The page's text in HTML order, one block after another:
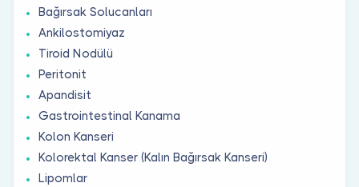
Bağırsak Solucanları
Ankilostomiyaz
Tiroid Nodülü
Peritonit
Apandisit
Gastrointestinal Kanama
Kolon Kanseri
Kolorektal Kanser (Kalın Bağırsak Kanseri)
Lipomlar